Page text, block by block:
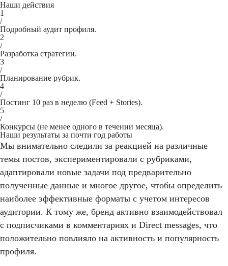
Наши действия
1
/
Подробный аудит профиля.
2
/
Разработка стратегии.
3
/
Планирование рубрик.
4
/
Постинг 10 раз в неделю (Feed + Stories).
5
/
Конкурсы (не менее одного в течении месяца).
Наши результаты за почти год работы
Мы внимательно следили за реакцией на различные
темы постов, экспериментировали с рубриками,
адаптировали новые задачи под предварительно
полученные данные и многое другое, чтобы определить
наиболее эффективные форматы с учетом интересов
аудитории. К тому же, бренд активно взаимодействовал
с подписчиками в комментариях и Direct messages, что
положительно повлияло на активность и популярность
профиля.